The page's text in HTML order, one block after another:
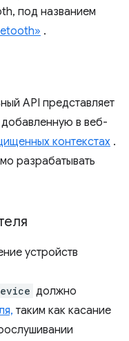
под названием
.
API представляет
в веб-
контекстах .
разрабатывать
устройств
должно
таким как касание